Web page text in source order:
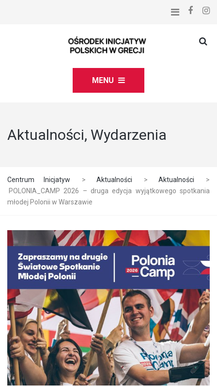
MENU
Aktualności, Wydarzenia
Centrum Inicjatyw > Aktualności > Aktualności
>
POLONIA_CAMP 2026 – druga edycja wyjątkowego spotkania
młodej Polonii w Warszawie